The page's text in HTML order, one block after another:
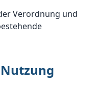
Verordnung und